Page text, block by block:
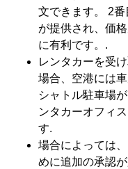
文できます。 2
が提供され、価
に有利です。.
レンタカーを受
場合、空港には
シャトル駐車場
ンタカーオフィ
す.
場合によっては
めに追加の承認